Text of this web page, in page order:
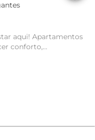
- Navegantes
conforto,